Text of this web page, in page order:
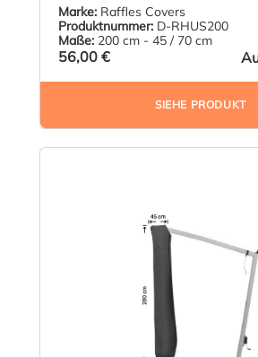
Marke: Raffles Covers
Produktnummer: D-RHUS200
Maße: 200 cm - 45 / 70 cm
56,00 €
SIEHE PRODUKT